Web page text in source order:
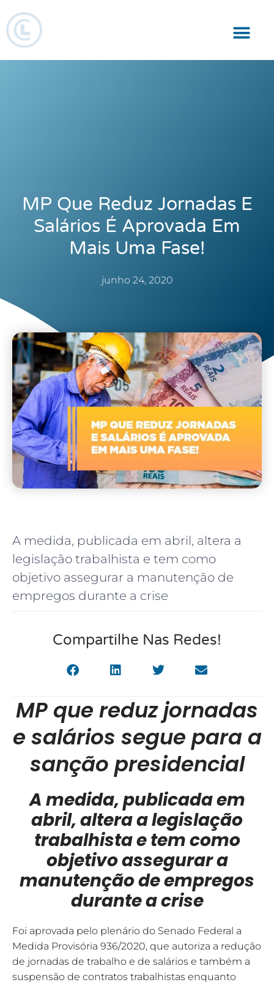
MP Que Reduz Jornadas E
Salários É Aprovada Em
Mais Uma Fase!
junho 24, 2020
A medida, publicada em abril, altera a
legislação trabalhista e tem como
objetivo assegurar a manutenção de
empregos durante a crise
Compartilhe Nas Redes!
MP que reduz jornadas
e salários segue para a
sanção presidencial
A medida, publicada em
abril, altera a legislação
trabalhista e tem como
objetivo assegurar a
manutenção de empregos
durante a crise
Foi aprovada pelo plenário do Senado Federal a
Medida Provisória 936/2020, que autoriza a redução
de jornadas de trabalho e de salários e também a
suspensão de contratos trabalhistas enquanto